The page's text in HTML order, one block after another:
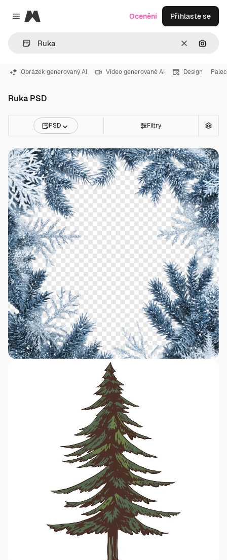
Close menu
Magnific
ZrušitHledat
Ocenění Přihlaste se
Obrázek generovaný AI Video generované AI Design Palec
Ruka PSD
PSD Filtry